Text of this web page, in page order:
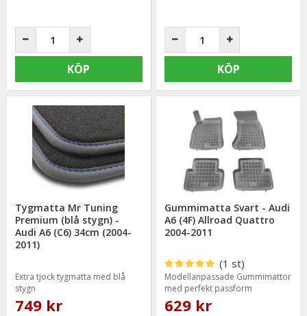
KÖP KÖP
Tygmatta Mr Tuning
Premium (blå stygn) -
Audi A6 (C6) 34cm (2004-
2011)
Extra tjock tygmatta med blå
stygn
749 kr
Gummimatta Svart - Audi
A6 (4F) Allroad Quattro
2004-2011
(1 st)
Modellanpassade Gummimattor
med perfekt passform
629 kr